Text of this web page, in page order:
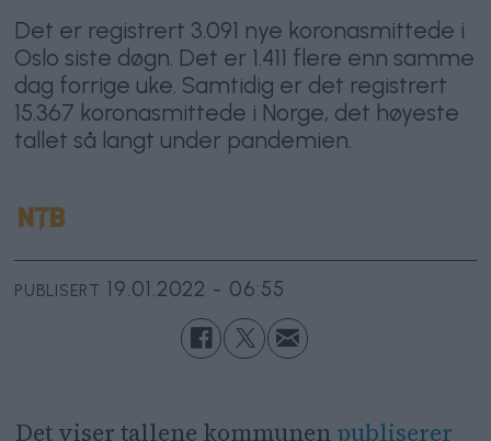
Det er registrert 3.091 nye koronasmittede i
Oslo siste døgn. Det er 1.411 flere enn samme
dag forrige uke. Samtidig er det registrert
15.367 koronasmittede i Norge, det høyeste
tallet så langt under pandemien.
PUBLISERT 19.01.2022 - 06:55
Det viser tallene kommunen publiserer